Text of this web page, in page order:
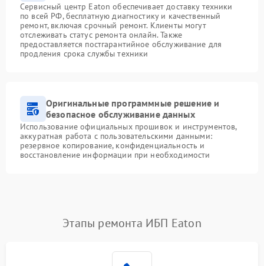
Сервисный центр Eaton обеспечивает доставку техники
по всей РФ, бесплатную диагностику и качественный
ремонт, включая срочный ремонт. Клиенты могут
отслеживать статус ремонта онлайн. Также
предоставляется постгарантийное обслуживание для
продления срока службы техники
Оригинальные программные решение и
безопасное обслуживание данных
Использование официальных прошивок и инструментов,
аккуратная работа с пользовательскими данными:
резервное копирование, конфиденциальность и
восстановление информации при необходимости
Этапы ремонта ИБП Eaton